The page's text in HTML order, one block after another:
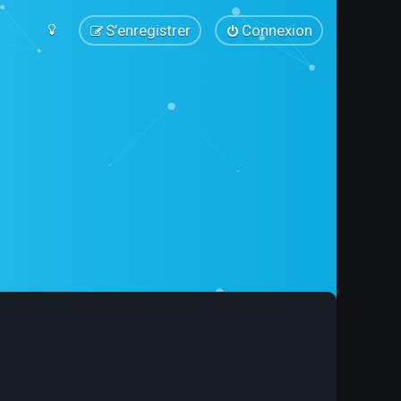
Connexion
S’enregistrer